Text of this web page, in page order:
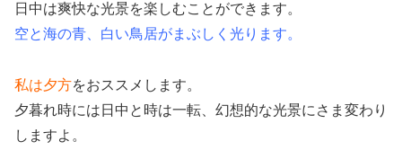
日中は爽快な光景を楽しむことができます。
空と海の青、白い鳥居がまぶしく光ります。
私は夕方をおススメします。
夕暮れ時には日中と時は一転、幻想的な光景にさま変わり
しますよ。